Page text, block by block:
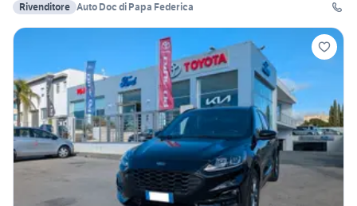
Rivenditore Auto Doc di Papa Federica